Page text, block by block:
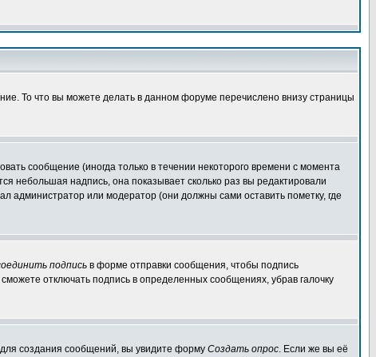
То что вы можете делать в данном форуме перечислено внизу страницы
сообщение (иногда только в течении некоторого времени с момента
небольшая надпись, она показывает сколько раз вы редактировали
администратор или модератор (они должны сами оставить пометку, где
подпись в форме отправки сообщения, чтобы подпись
отключать подпись в определенных сообщениях, убрав галочку
создания сообщений, вы увидите форму Создать опрос. Если же вы её